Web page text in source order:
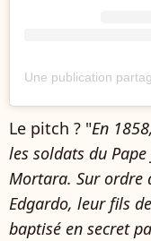
Le pitch ? "En
les soldats du
Mortara. Sur ordre
Edgardo, leur fils
baptisé en secret